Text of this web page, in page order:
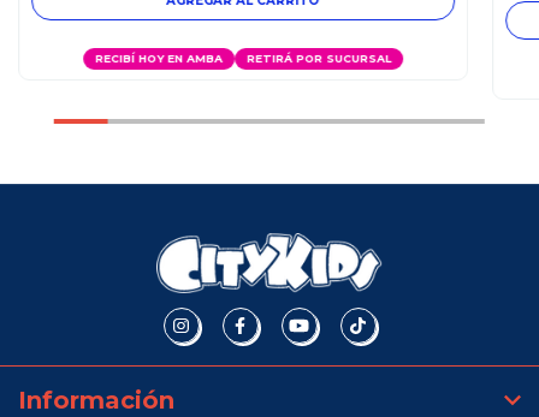
RECIBÍ HOY EN AMBA RETIRÁ POR SUCURSAL
Información